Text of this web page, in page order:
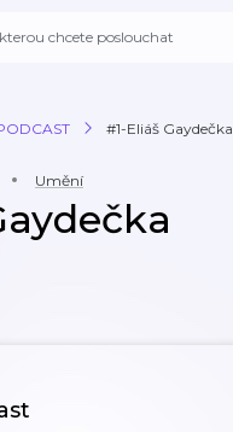
#1-Eliáš Gaydečka
Umění